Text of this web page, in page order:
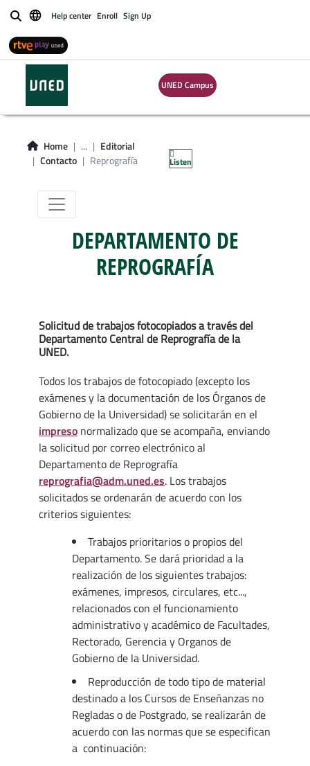
BuscarHelp center Enroll Sign Up
UNED Campus
Home ...
Editorial
Contacto
Reprografía Listen
Reprografía
DEPARTAMENTO DE
REPROGRAFÍA
Solicitud de trabajos fotocopiados a través del
Departamento Central de Reprografía de la
UNED.
Todos los trabajos de fotocopiado (excepto los
exámenes y la documentación de los Órganos de
Gobierno de la Universidad) se solicitarán en el
impreso normalizado que se acompaña, enviando
la solicitud por correo electrónico al
Departamento de Reprografía
reprografia@adm.uned.es. Los trabajos
solicitados se ordenarán de acuerdo con los
criterios siguientes:
Trabajos prioritarios o propios del
Departamento. Se dará prioridad a la
realización de los siguientes trabajos:
exámenes, impresos, circulares, etc...,
relacionados con el funcionamiento
administrativo y académico de Facultades,
Rectorado, Gerencia y Organos de
Gobierno de la Universidad.
Reproducción de todo tipo de material
destinado a los Cursos de Enseñanzas no
Regladas o de Postgrado, se realizarán de
acuerdo con las normas que se especifican
a continuación: